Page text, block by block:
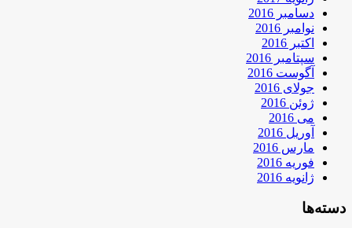
دسامبر 2016
نوامبر 2016
اکتبر 2016
سپتامبر 2016
آگوست 2016
جولای 2016
ژوئن 2016
می 2016
آوریل 2016
مارس 2016
فوریه 2016
ژانویه 2016
دسته‌ها